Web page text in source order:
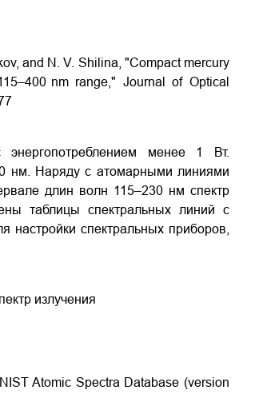
and N. V. Shilina, "Compact mercury
nm range," Journal of Optical
менее 1 Вт.
нм. Наряду с атомарными линиями
длин волн 115–230 нм спектр
таблицы спектральных линий с
настройки спектральных приборов,
излучения
Atomic Spectra Database (version